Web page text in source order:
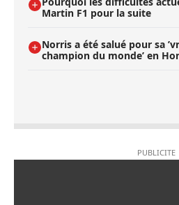
Martin F1 pour la suite
Norris a été salué pour sa
champion du monde’ en